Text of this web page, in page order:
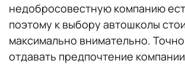
недобросовестную компанию
поэтому к выбору автошколы
максимально внимательно.
отдавать предпочтение